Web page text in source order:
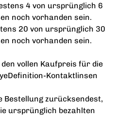
4 von ursprünglich 6
noch vorhanden sein.
20 von ursprünglich 30
noch vorhanden sein.
vollen Kaufpreis für die
Kontaktlinsen
Bestellung zurücksendest,
ursprünglich bezahlten